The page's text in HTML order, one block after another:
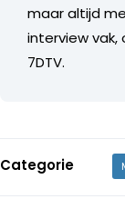
maar altijd
interview vak,
7DTV.
Categorie